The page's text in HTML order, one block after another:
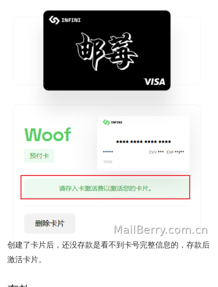
创建了卡片后，还没存款是看不到卡号完整信息的，存款后
激活卡片。